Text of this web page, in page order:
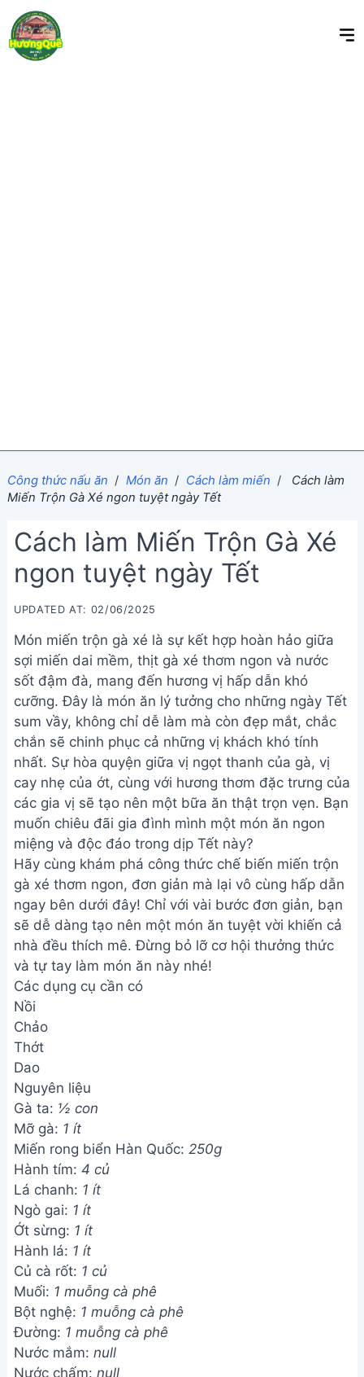
Công thức nấu ăn / Món ăn / Cách làm miến /
Cách làm
Miến Trộn Gà Xé ngon tuyệt ngày Tết
Cách làm Miến Trộn Gà Xé
ngon tuyệt ngày Tết
UPDATED AT: 02/06/2025
Món miến trộn gà xé là sự kết hợp hoàn hảo giữa
sợi miến dai mềm, thịt gà xé thơm ngon và nước
sốt đậm đà, mang đến hương vị hấp dẫn khó
cưỡng. Đây là món ăn lý tưởng cho những ngày Tết
sum vầy, không chỉ dễ làm mà còn đẹp mắt, chắc
chắn sẽ chinh phục cả những vị khách khó tính
nhất. Sự hòa quyện giữa vị ngọt thanh của gà, vị
cay nhẹ của ớt, cùng với hương thơm đặc trưng của
các gia vị sẽ tạo nên một bữa ăn thật trọn vẹn. Bạn
muốn chiêu đãi gia đình mình một món ăn ngon
miệng và độc đáo trong dịp Tết này?
Hãy cùng khám phá công thức chế biến miến trộn
gà xé thơm ngon, đơn giản mà lại vô cùng hấp dẫn
ngay bên dưới đây! Chỉ với vài bước đơn giản, bạn
sẽ dễ dàng tạo nên một món ăn tuyệt vời khiến cả
nhà đều thích mê. Đừng bỏ lỡ cơ hội thưởng thức
và tự tay làm món ăn này nhé!
Các dụng cụ cần có
Nồi
Chảo
Thớt
Dao
Nguyên liệu
Gà ta: ½ con
Mỡ gà: 1 ít
Miến rong biển Hàn Quốc: 250g
Hành tím: 4 củ
Lá chanh: 1 ít
Ngò gai: 1 ít
Ớt sừng: 1 ít
Hành lá: 1 ít
Củ cà rốt: 1 củ
Muối: 1 muỗng cà phê
Bột nghệ: 1 muỗng cà phê
Đường: 1 muỗng cà phê
Nước mắm: null
Nước chấm: null